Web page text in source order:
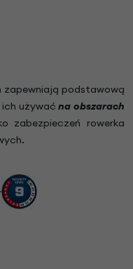
zapewniają podstawową
ich używaćna obszarach
zabezpieczeń rowerka